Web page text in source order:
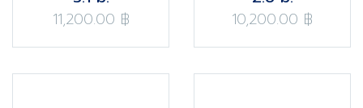
11,200.00 ฿ 10,200.00 ฿